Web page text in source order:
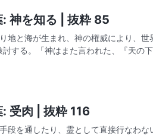
: 神を知る | 抜粋 85
地と海が生まれ、神の権威により、
する。「神はまた言われた、『天の
受肉 | 抜粋 116
段を通したり、霊として直接行なわな